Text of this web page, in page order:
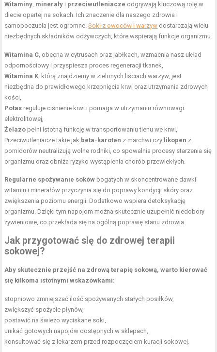
Witaminy, minerały i przeciwutleniacze odgrywają kluczową rolę w
diecie opartej na sokach. Ich znaczenie dla naszego zdrowia i
samopoczucia jest ogromne.Soki z owoców i warzyw dostarczają wielu
niezbędnych składników odżywczych, które wspierają funkcje organizmu.
Witamina C, obecna w cytrusach oraz jabłkach, wzmacnia nasz układ
odpornościowy i przyspiesza proces regeneracji tkanek,
Witamina K, którą znajdziemy w zielonych liściach warzyw, jest
niezbędna do prawidłowego krzepnięcia krwi oraz utrzymania zdrowych
kości,
Potas reguluje ciśnienie krwi i pomaga w utrzymaniu równowagi
elektrolitowej,
Żelazo pełni istotną funkcję w transportowaniu tlenu we krwi,
Przeciwutleniacze takie jak beta-karoten z marchwi czy likopen z
pomidorów neutralizują wolne rodniki, co spowalnia procesy starzenia się
organizmu oraz obniża ryzyko wystąpienia chorób przewlekłych.
Regularne spożywanie soków bogatych w skoncentrowane dawki
witamin i minerałów przyczynia się do poprawy kondycji skóry oraz
zwiększenia poziomu energii. Dodatkowo wspiera detoksykację
organizmu. Dzięki tym napojom można skutecznie uzupełnić niedobory
żywieniowe, co przekłada się na ogólną poprawę stanu zdrowia.
Jak przygotować się do zdrowej terapii
sokowej?
Aby skutecznie przejść na zdrową terapię sokową, warto kierować
się kilkoma istotnymi wskazówkami:
stopniowo zmniejszać ilość spożywanych stałych posiłków,
zwiększyć spożycie płynów,
postawić na świeżo wyciskane soki,
unikać gotowych napojów dostępnych w sklepach,
konsultować się z lekarzem przed rozpoczęciem kuracji sokowej.